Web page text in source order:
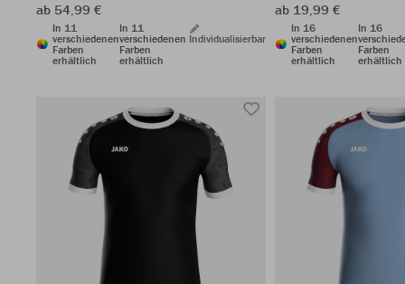
ab 54,99 €
In 11
verschiedenen
Farben
erhältlich
In 11
verschiedenen
Farben
erhältlich
Individualisierbar
ab 19,99 €
In 16
verschiedenen
Farben
erhältlich
In 16
Farben
erhältlich